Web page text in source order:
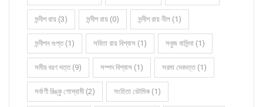
সন্দীপ রায় (3) সন্দীপ রায় (0) সন্দীপ রায় নীল (1)
সন্দীপন গুপ্ত (1) সবিতা রায় বিশ্বাস (1) সবুজ বাসিন্দা (1)
সমীর বরণ দত্ত (9) সম্পদ বিশ্বাস (1) সরমা দেবদত্ত (1)
সর্বাণী রিঙ্কু গোস্বামী (2) সংহিতা ভৌমিক (1)